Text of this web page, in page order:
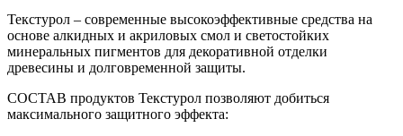
Текстурол – современные высокоэффективные средства на
основе алкидных и акриловых смол и светостойких
минеральных пигментов для декоративной отделки
древесины и долговременной защиты.
СОСТАВ продуктов Текстурол позволяют добиться
максимального защитного эффекта: